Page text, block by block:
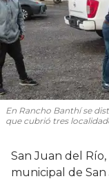
En Rancho Banthí se
que cubrió tres
San Juan del
municipal de San